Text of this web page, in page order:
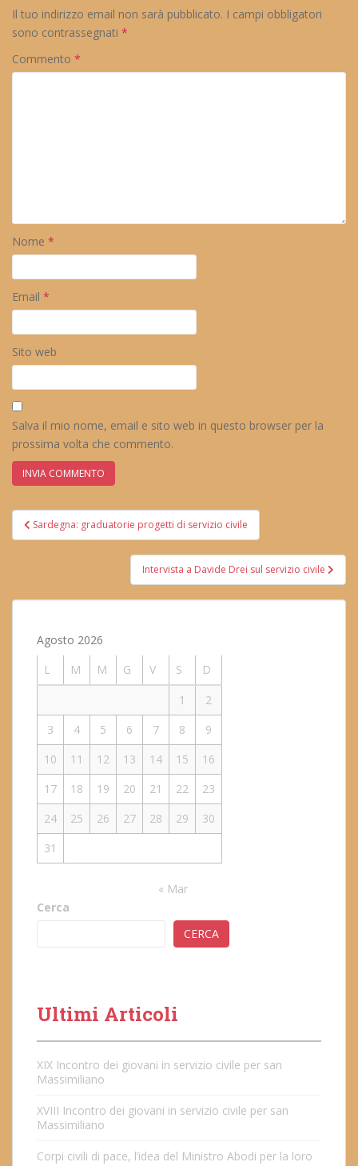
Il tuo indirizzo email non sarà pubblicato. I campi obbligatori
sono contrassegnati *
Commento *
Nome *
Email *
Sito web
Salva il mio nome, email e sito web in questo browser per la
prossima volta che commento.
Navigazione
articoli
Sardegna: graduatorie progetti di servizio civile
Intervista a Davide Drei sul servizio civile
Agosto 2026
L
M M G V S
D
1
2
3
4 5 6 7 8
9
10
11 12 13 14 15
16
17
18 19 20 21 22
23
24
25 26 27 28 29
30
31
« Mar
Cerca
CERCA
Ultimi Articoli
XIX Incontro dei giovani in servizio civile per san
Massimiliano
XVIII Incontro dei giovani in servizio civile per san
Massimiliano
Corpi civili di pace, l’idea del Ministro Abodi per la loro